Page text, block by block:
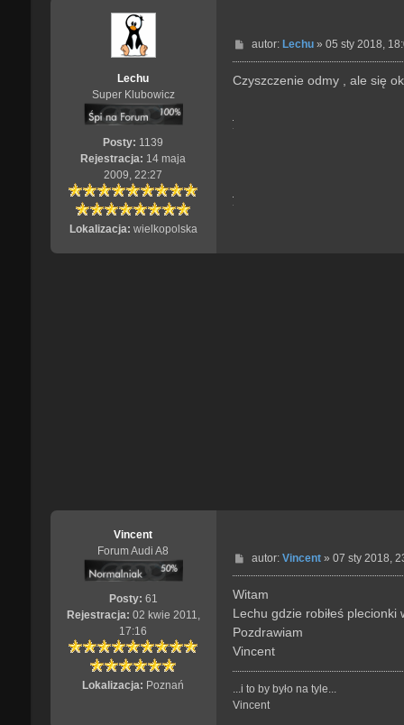
Lechu
Super Klubowicz
Posty: 1139
Rejestracja: 14 maja
2009, 22:27
Lokalizacja: wielkopolska
P
o
s
autor: Lechu» 05 sty 2018,
Czyszczenie odmy , ale się
Vincent
Forum Audi A8
Posty: 61
Rejestracja: 02 kwie 2011,
17:16
Lokalizacja: Poznań
P
o
s
autor: Vincent» 07 sty 2018,
Witam
Lechu gdzie robiłeś
Pozdrawiam
Vincent
...i to by było na tyle...
Vincent